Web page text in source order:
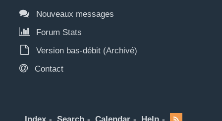
Nouveaux messages
Forum Stats
Version bas-débit (Archivé)
Contact